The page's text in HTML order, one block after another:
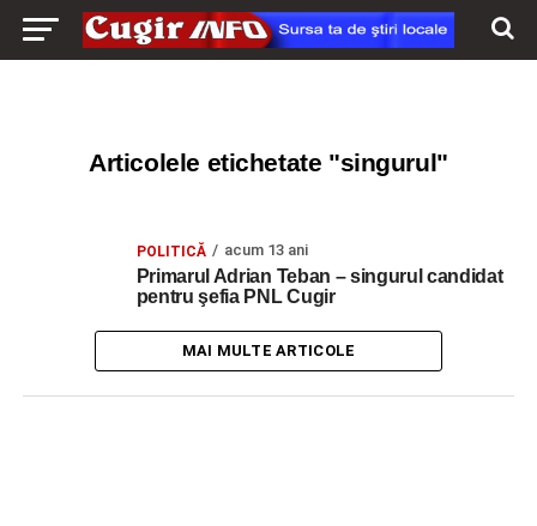
Articolele etichetate "singurul"
POLITICĂ acum 13 ani
Primarul Adrian Teban – singurul candidat
pentru şefia PNL Cugir
MAI MULTE ARTICOLE